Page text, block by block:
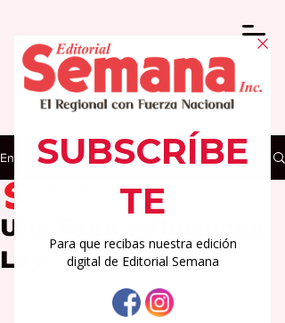
Entrada
Una Gran y Hermosa
Ley
2 min de lectura